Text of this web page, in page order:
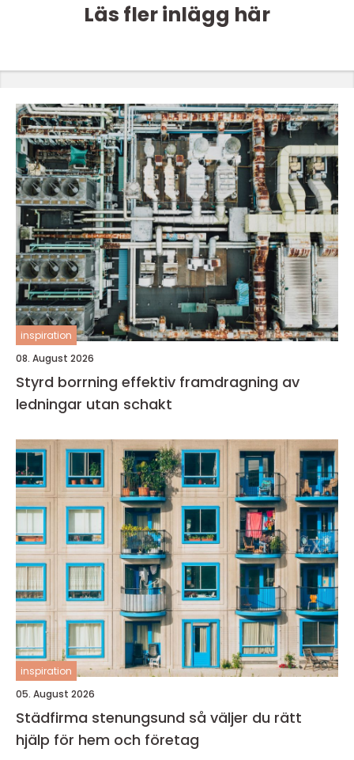
Läs fler inlägg här
inspiration
08. August 2026
Styrd borrning effektiv framdragning av
ledningar utan schakt
inspiration
05. August 2026
Städfirma stenungsund så väljer du rätt
hjälp för hem och företag